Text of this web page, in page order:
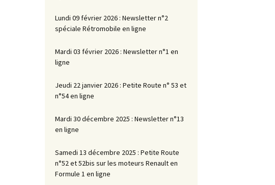
Lundi 09 février 2026 : Newsletter n°2
spéciale Rétromobile en ligne
Mardi 03 février 2026 : Newsletter n°1 en
ligne
Jeudi 22 janvier 2026 : Petite Route n° 53 et
n°54 en ligne
Mardi 30 décembre 2025 : Newsletter n°13
en ligne
Samedi 13 décembre 2025 : Petite Route
n°52 et 52bis sur les moteurs Renault en
Formule 1 en ligne